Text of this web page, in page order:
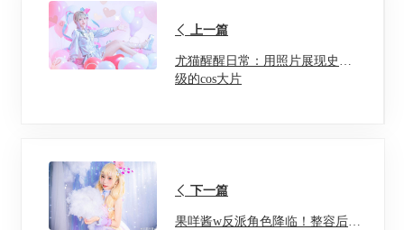
上一篇
尤猫醒醒日常：用照片展现史诗
级的cos大片
下一篇
果咩酱w反派角色降临！整容后的